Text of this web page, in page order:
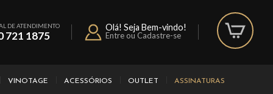
DE ATENDIMENTO
721 1875
Olá! Seja Bem-vindo!
Entre ou Cadastre-se
VINOTAGE ACESSÓRIOS OUTLET ASSINATURAS